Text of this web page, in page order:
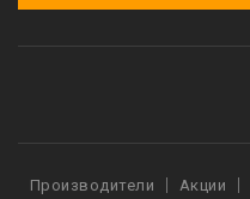
Производители Акции